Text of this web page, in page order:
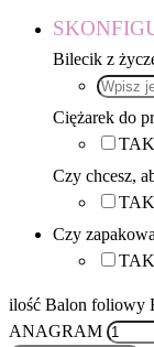
Bilecik z
Ciężarek do
TAK
Czy chcesz,
TAK
Czy
TAK
ilość Balon foliowy
ANAGRAM